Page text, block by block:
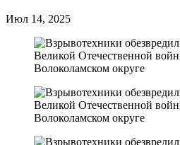
Июл 14, 2025